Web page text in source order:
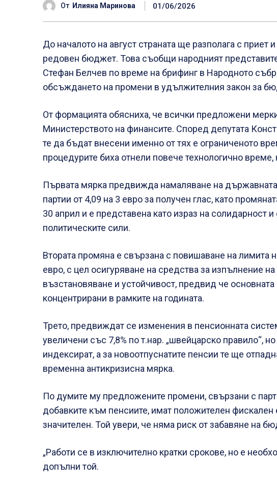
От Илияна Маринова 01/06/2026
До началото на август страната ще разполага с
редовен бюджет. Това съобщи народният
Стефан Белчев по време на брифинг в Народното
обсъждането на промени в удължителния закон за
От формацията обясниха, че всички предложени
Министерството на финансите. Според депутата
те да бъдат внесени именно от тях е ограниченото
процедурите биха отнели повече технологично време,
Първата мярка предвижда намаляване на
партии от 4,09 на 3 евро за получен глас, като
30 април и е представена като израз на солидарност и
политическите сили.
Втората промяна е свързана с повишаване на
евро, с цел осигуряване на средства за изпълнение
възстановяване и устойчивост, предвид че
концентрирани в рамките на годината.
Трето, предвиждат се изменения в пенсионната
увеличени със 7,8% по т.нар. „швейцарско правило“,
индексират, а за новоотпуснатите пенсии те ще
временна антикризисна мярка.
По думите му предложените промени, свързани с
добавките към пенсиите, имат положителен фискален
значителен. Той увери, че няма риск от забавяне на
„Работи се в изключително кратки срокове, но е
допълни той.